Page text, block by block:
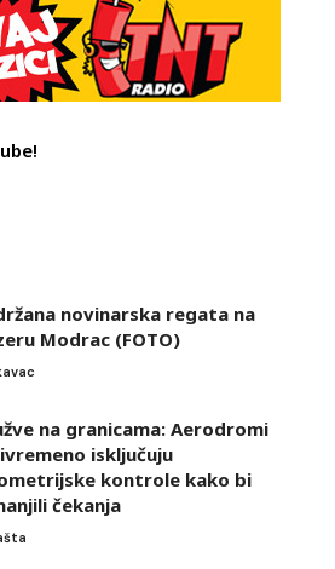
novinarska regata na
Modrac (FOTO)
na granicama: Aerodromi
isključuju
kontrole kako bi
čekanja